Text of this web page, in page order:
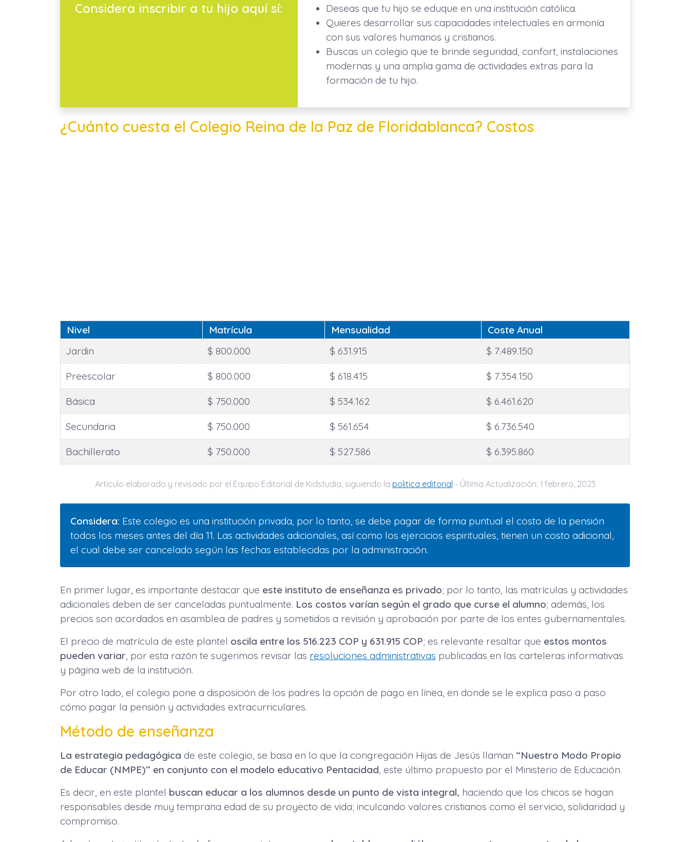
Considera inscribir a tu hijo aquí sí:
Deseas que tu hijo se eduque en una institución católica.
Quieres desarrollar sus capacidades intelectuales en armonía
con sus valores humanos y cristianos.
Buscas un colegio que te brinde seguridad, confort, instalaciones
modernas y una amplia gama de actividades extras para la
formación de tu hijo.
¿Cuánto cuesta el Colegio Reina de la Paz de Floridablanca? Costos
Nivel Matrícula Mensualidad
Coste Anual
Jardin
$ 800.000 $ 631.915 $ 7.489.150
Preescolar $ 800.000 $ 618.415 $ 7.354.150
Básica $ 750.000 $ 534.162 $ 6.461.620
Secundaria $ 750.000 $ 561.654 $ 6.736.540
Bachillerato $ 750.000 $ 527.586 $ 6.395.860
Artículo elaborado y revisado por el Equipo Editorial de Kidstudia, siguiendo la politica editorial - Última Actualización: 1 febrero, 2023
Considera: Este colegio es una institución privada, por lo tanto, se debe pagar de forma puntual el costo de la pensión
todos los meses antes del día 11. Las actividades adicionales, así como los ejercicios espirituales, tienen un costo adicional,
el cual debe ser cancelado según las fechas establecidas por la administración.
En primer lugar, es importante destacar que este instituto de enseñanza es privado; por lo tanto, las matrículas y actividades
adicionales deben de ser canceladas puntualmente. Los costos varían según el grado que curse el alumno; además, los
precios son acordados en asamblea de padres y sometidos a revisión y aprobación por parte de los entes gubernamentales.
El precio de matrícula de este plantel oscila entre los 516.223 COP y 631.915 COP; es relevante resaltar que estos montos
pueden variar , por esta razón te sugerimos revisar las resoluciones administrativas publicadas en las carteleras informativas
y página web de la institución.
Por otro lado, el colegio pone a disposición de los padres la opción de pago en línea, en donde se le explica paso a paso
cómo pagar la pensión y actividades extracurriculares.
Método de enseñanza
La estrategia pedagógica de este colegio, se basa en lo que la congregación Hijas de Jesús llaman “Nuestro Modo Propio
de Educar (NMPE)” en conjunto con el modelo educativo Pentacidad , este último propuesto por el Ministerio de Educación.
Es decir, en este plantel buscan educar a los alumnos desde un punto de vista integral, haciendo que los chicos se hagan
responsables desde muy temprana edad de su proyecto de vida; inculcando valores cristianos como el servicio, solidaridad y
compromiso.